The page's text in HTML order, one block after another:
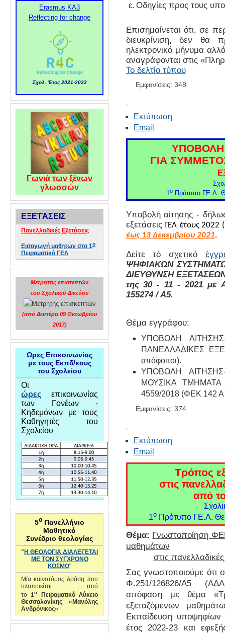
Erasmus KA3
Reflecting for change
Σχολ. Έτος 2021-2022
Γωνιά των ξένων
γλωσσών
ΕΞΕΤΆΣΕΙΣ
Πανελλαδικές Εξετάσεις
Εισαγωγή μαθητών στο 1ο
Πειραματικό ΓΕΛ
Μετρητής επιστεπτών
του Σχολικού Δικτύου
(από Δευτέρα 09 Οκτωβρίου
2017)
Ωρες Επικοινωνίας
με τους Εκπδ/κους
του Σχολείου
Οι
ώρες
επικοινωνίας
των Γονέων -
Κηδεμόνων με τους
Καθηγητές του
Σχολείου
5ο Πανελλήνιο
Μαθητικό
Συνέδριο θεολογίας
"Η ΘΕΟΛΟΓΙΑ ΔΙΑΛΕΓΕΤΑΙ
ΜΕ ΤΟΝ ΣΥΓΧΡΟΝΟ
ΚΟΣΜΟ"
Μία καινοτόμος δράση που
υλοποιείται από
το1ο
Πειραματικό Λύκειο
Θεσσαλονίκης «Μανόλης
Ανδρόνικος»
Οδηγίες προς τους
Επισημαίνεται ότι, σε
διευκρίνιση, δεν θα
ηλεκτρονικό μήνυμα
αναγράφονται στις
Το δελτίο τύπου
Εμφανίσεις: 348
Εκτύπωση
Email
ΥΠΟΒΟΛΗ
ΓΙΑ
1οΠρότυπο ΓΕ.Λ.
Υποβολή αίτησης -
εξετάσεις ΓΕΛ έτους 2022
έως 13 Δεκεμβρίου 2021.
Δείτε τό σχετικό
ΨΗΦΙΑΚΩΝ
ΔΙΕΥΘΥΝΣΗ
της 30 - 11 - 2021 με
155274 / Α5.
Θέμα εγγράφου:
ΥΠΟΒΟΛΗ
ΠΑΝΕΛΛΑΔΙΚΕΣ
απόφοιτοι).
ΥΠΟΒΟΛΗ
ΜΟΥΣΙΚΑ ΤΜΗΜΑΤΑ
4559/2018 (ΦΕΚ 142
Εμφανίσεις: 374
Εκτύπωση
Email
Τρόπος
στις
από
1ο Πρότυπο ΓΕ.Λ.
Θέμα: Γνωστοποίηση
μαθημάτων
στις
Σας γνωστοποιούμε ότι
Φ.251/126826/Α5
απόφαση με θέμα
εξεταζόμενων
Εκπαίδευση υποψηφίων
έτος 2022-23 και